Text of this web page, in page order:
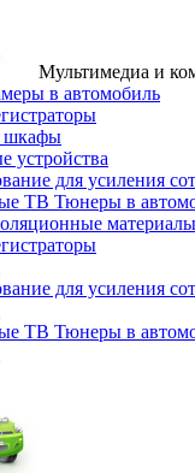
Мультимедиа и
в автомобиль
шкафы
устройства
для усиления
ТВ Тюнеры в
материалы
для усиления
ТВ Тюнеры в